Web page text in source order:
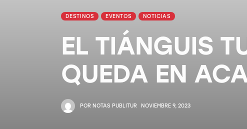
DESTINOS EVENTOS NOTICIAS
EL TIÁNGUIS
QUEDA EN
POR NOTAS PUBLITUR NOVIEMBRE 9, 2023